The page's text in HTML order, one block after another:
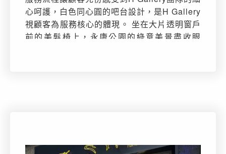
心呵護，白色同心圓的吧台設計，是H Gallery
視顧客為服務核心的體現。 坐在大片透明窗戶
前的美髮椅上，永康公園的綠意美景盡收眼